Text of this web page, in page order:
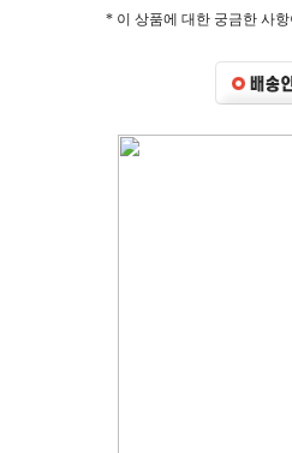
* 이 상품에 대한 궁금한 사